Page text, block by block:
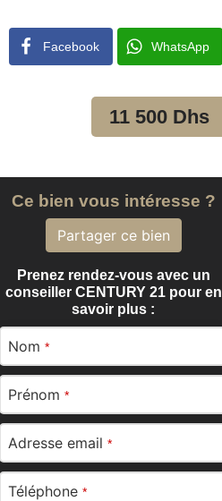
Facebook WhatsApp
11 500 Dhs
Ce bien vous intéresse ?
Partager ce bien
Prenez rendez-vous avec un
conseiller CENTURY 21 pour en
savoir plus :
Nom *
Prénom *
Adresse email *
Téléphone *